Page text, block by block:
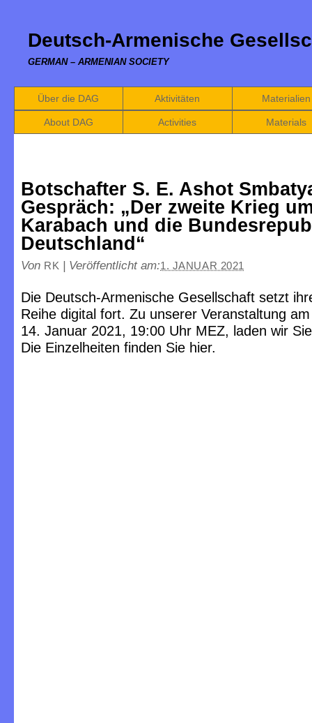
Deutsch-Armenische
GERMAN – ARMENIAN SOCIETY
Über die DAG Aktivitäten Materialien
About DAG Activities Materials
Botschafter S. E. Ashot
Gespräch: „Der zweite Krieg
Karabach und die
Deutschland“
Von RK | Veröffentlicht am:1. JANUAR 2021
Die Deutsch-Armenische Gesellschaft setzt
Reihe digital fort. Zu unserer Veranstaltung
14. Januar 2021, 19:00 Uhr MEZ, laden wir
Die Einzelheiten finden Sie hier.